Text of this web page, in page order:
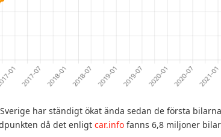
har ständigt ökat ända sedan de första
då det enligt car.info fanns 6,8 miljoner